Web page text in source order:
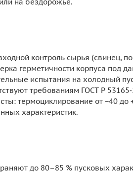
контроль сырья (свинец,
герметичности корпуса под
испытания на холодный
требованиям ГОСТ Р
термоциклирование от −40
характеристик.
до 80–85 % пусковых